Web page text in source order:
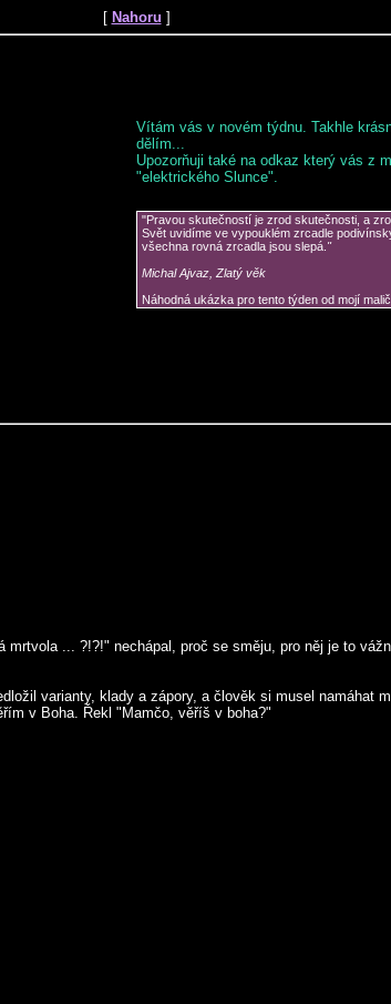
[ Nahoru ]
Vítám vás v novém týdnu. Takhle
dělím...
Upozorňuji také na odkaz který vás z
"elektrického Slunce".
"Pravou skutečností je zrod skutečnosti, a
Svět uvidíme ve vypouklém zrcadle
všechna rovná zrcadla jsou slepá. "
Michal Ajvaz, Zlatý věk
Náhodná ukázka pro tento týden od mojí
... ?!?!" nechápal, proč se směju, pro něj je to
varianty, klady a zápory, a člověk si musel namáhat
v Boha. Řekl "Mamčo, věříš v boha?"